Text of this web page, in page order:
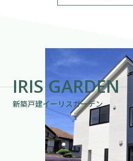
IRIS GARDEN
新築戸建イーリスガーデン